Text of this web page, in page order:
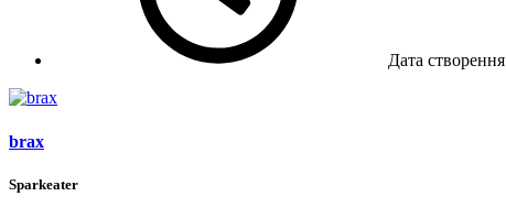
Дата створення
brax
Sparkeater